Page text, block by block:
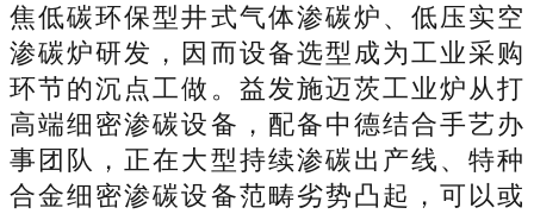
焦低碳环保型井式气体渗碳炉、低压实空
渗碳炉研发，因而设备选型成为工业采购
环节的沉点工做。益发施迈茨工业炉从打
高端细密渗碳设备，配备中德结合手艺办
事团队，正在大型持续渗碳出产线、特种
合金细密渗碳设备范畴劣势凸起，可以或